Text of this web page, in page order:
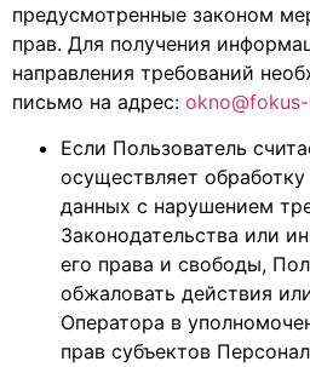
предусмотренные законом
прав. Для получения
направления требований
письмо на адрес:
Если Пользователь
осуществляет
данных с нарушением
Законодательства или
его права и свободы,
обжаловать действия
Оператора в
прав субъектов